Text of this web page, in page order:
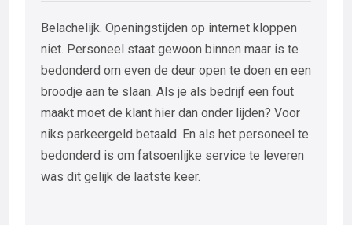
Belachelijk. Openingstijden op internet kloppen
niet. Personeel staat gewoon binnen maar is te
bedonderd om even de deur open te doen en een
broodje aan te slaan. Als je als bedrijf een fout
maakt moet de klant hier dan onder lijden? Voor
niks parkeergeld betaald. En als het personeel te
bedonderd is om fatsoenlijke service te leveren
was dit gelijk de laatste keer.